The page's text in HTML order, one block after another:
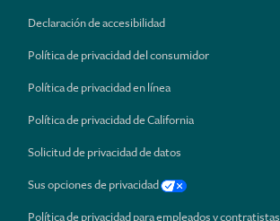
Declaración de accesibilidad
Política de privacidad del consumidor
Política de privacidad en línea
Política de privacidad de California
Solicitud de privacidad de datos
Sus opciones de privacidad
Política de privacidad para empleados y contratistas